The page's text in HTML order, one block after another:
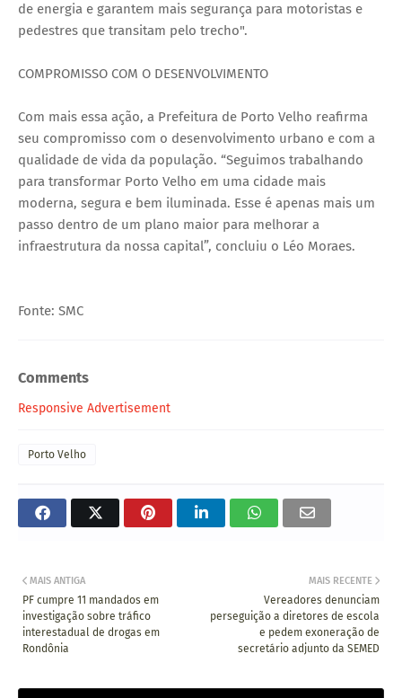
de energia e garantem mais segurança para motoristas e
pedestres que transitam pelo trecho".
COMPROMISSO COM O DESENVOLVIMENTO
Com mais essa ação, a Prefeitura de Porto Velho reafirma
seu compromisso com o desenvolvimento urbano e com a
qualidade de vida da população. “Seguimos trabalhando
para transformar Porto Velho em uma cidade mais
moderna, segura e bem iluminada. Esse é apenas mais um
passo dentro de um plano maior para melhorar a
infraestrutura da nossa capital”, concluiu o Léo Moraes.
Fonte: SMC
Comments
Responsive Advertisement
Porto Velho
MAIS RECENTE
Vereadores denunciam
perseguição a diretores de escola
e pedem exoneração de
secretário adjunto da SEMED
MAIS ANTIGA
PF cumpre 11 mandados em
investigação sobre tráfico
interestadual de drogas em
Rondônia